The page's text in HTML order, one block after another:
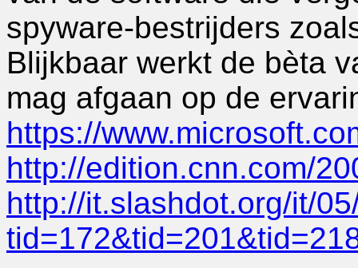
spyware-bestrijders
Blijkbaar werkt de bèta
mag afgaan op de
https://
http://edition.cnn.com/
http://it.slashdot.org/it/